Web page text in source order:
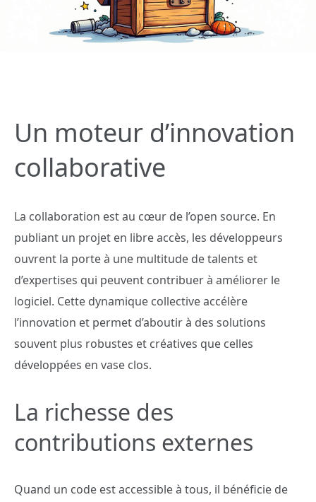
Un moteur d’innovation
collaborative
La collaboration est au cœur de l’open source. En
publiant un projet en libre accès, les développeurs
ouvrent la porte à une multitude de talents et
d’expertises qui peuvent contribuer à améliorer le
logiciel. Cette dynamique collective accélère
l’innovation et permet d’aboutir à des solutions
souvent plus robustes et créatives que celles
développées en vase clos.
La richesse des
contributions externes
Quand un code est accessible à tous, il bénéficie de